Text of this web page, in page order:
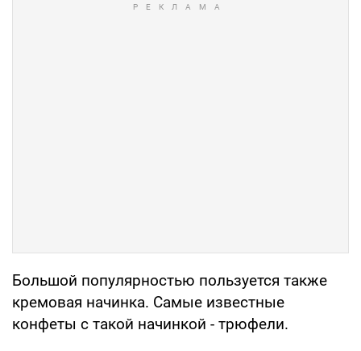
Большой популярностью пользуется также
кремовая начинка. Самые известные
конфеты с такой начинкой - трюфели.